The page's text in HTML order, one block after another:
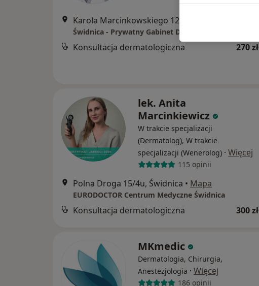
Świdnica - Prywatny Gabinet Dermatologiczny
Konsultacja dermatologiczna 270 zł
lek. Anita
Marcinkiewicz
W trakcie specjalizacji
(Dermatolog), W trakcie
specjalizacji (Wenerolog) · Więcej
115 opinii
Polna Droga 15/4u, Świdnica • Mapa
EURODOCTOR Centrum Medyczne Świdnica
Konsultacja dermatologiczna 300 zł
MKmedic
Dermatologia, Chirurgia,
Anestezjologia · Więcej
186 opinii